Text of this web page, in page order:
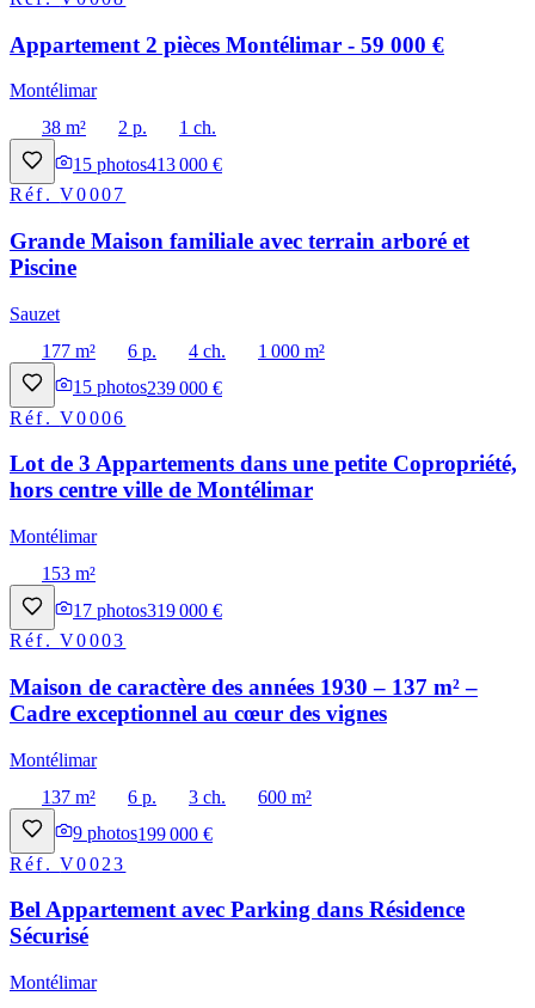
Appartement 2 pièces Montélimar - 59 000 €
Montélimar
38 m²
2 p.
1 ch.
15 photos413 000 €
Réf.V0007
Grande Maison familiale avec terrain arboré et
Piscine
Sauzet
177 m²
6 p. 4 ch.
1 000 m²
15 photos239 000 €
Réf.V0006
Lot de 3 Appartements dans une petite Copropriété,
hors centre ville de Montélimar
Montélimar
153 m²
17 photos319 000 €
Réf.V0003
Maison de caractère des années 1930 – 137 m² –
Cadre exceptionnel au cœur des vignes
Montélimar
137 m²
6 p. 3 ch.
600 m²
9 photos199 000 €
Réf.V0023
Bel Appartement avec Parking dans Résidence
Sécurisé
Montélimar